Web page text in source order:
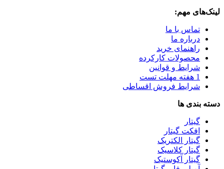
لینک‌های مهم:
تماس با ما
درباره ما
راهنمای خرید
محصولات کارکرده
شرایط و قوانین
1 هفته مهلت تست
شرایط فروش اقساطی
دسته بندی ها
گیتار
افکت گیتار
گیتار الکتریک
گیتار کلاسیک
گیتار آکوستیک